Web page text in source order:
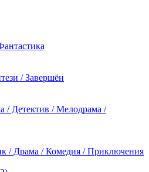
/ Завершён
/ Детектив / Мелодрама /
/ Драма / Комедия / Приключения